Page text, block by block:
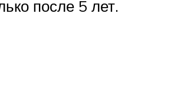
после 5 лет.